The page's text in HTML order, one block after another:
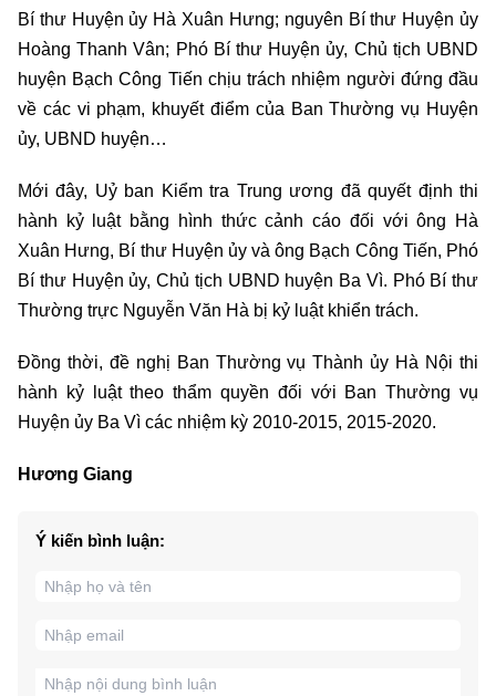
Bí thư Huyện ủy Hà Xuân Hưng; nguyên Bí thư Huyện ủy
Hoàng Thanh Vân; Phó Bí thư Huyện ủy, Chủ tịch UBND
huyện Bạch Công Tiến chịu trách nhiệm người đứng đầu
về các vi phạm, khuyết điểm của Ban Thường vụ Huyện
ủy, UBND huyện…
Mới đây, Uỷ ban Kiểm tra Trung ương đã quyết định thi
hành kỷ luật bằng hình thức cảnh cáo đối với ông Hà
Xuân Hưng, Bí thư Huyện ủy và ông Bạch Công Tiến, Phó
Bí thư Huyện ủy, Chủ tịch UBND huyện Ba Vì. Phó Bí thư
Thường trực Nguyễn Văn Hà bị kỷ luật khiển trách.
Đồng thời, đề nghị Ban Thường vụ Thành ủy Hà Nội thi
hành kỷ luật theo thẩm quyền đối với Ban Thường vụ
Huyện ủy Ba Vì các nhiệm kỳ 2010-2015, 2015-2020.
Hương Giang
Ý kiến bình luận: